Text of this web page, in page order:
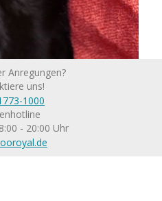
Anregungen?
uns!
1000
- 20:00 Uhr